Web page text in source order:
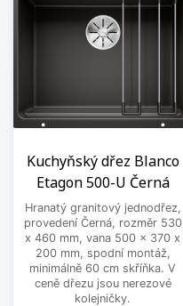
Kuchyňský dřez Blanco
Etagon 500-U Černá
Hranatý granitový jednodřez,
provedení Černá, rozměr 530
x 460 mm, vana 500 x 370 x
200 mm, spodní montáž,
minimálně 60 cm skříňka. V
ceně dřezu jsou nerezové
kolejničky.